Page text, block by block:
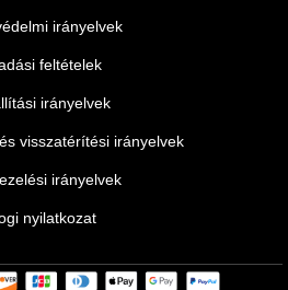
irányelvek
feltételek
irányelvek
visszatérítési irányelvek
irányelvek
nyilatkozat